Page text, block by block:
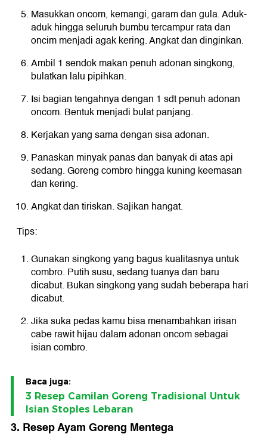
Masukkan oncom, kemangi, garam dan gula. Aduk-
aduk hingga seluruh bumbu tercampur rata dan
oncim menjadi agak kering. Angkat dan dinginkan.
Ambil 1 sendok makan penuh adonan singkong,
bulatkan lalu pipihkan.
Isi bagian tengahnya dengan 1 sdt penuh adonan
oncom. Bentuk menjadi bulat panjang.
Kerjakan yang sama dengan sisa adonan.
Panaskan minyak panas dan banyak di atas api
sedang. Goreng combro hingga kuning keemasan
dan kering.
Angkat dan tiriskan. Sajikan hangat.
Tips:
Gunakan singkong yang bagus kualitasnya untuk
combro. Putih susu, sedang tuanya dan baru
dicabut. Bukan singkong yang sudah beberapa hari
dicabut.
Jika suka pedas kamu bisa menambahkan irisan
cabe rawit hijau dalam adonan oncom sebagai
isian combro.
Baca juga:
3 Resep Camilan Goreng Tradisional Untuk
Isian Stoples Lebaran
3. Resep Ayam Goreng Mentega